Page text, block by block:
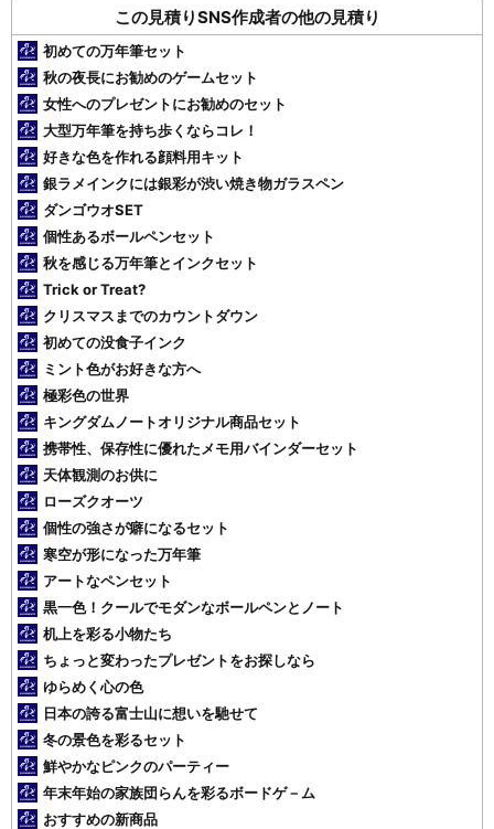
この見積りSNS作成者の他の見積り
初めての万年筆セット
秋の夜長にお勧めのゲームセット
女性へのプレゼントにお勧めのセット
大型万年筆を持ち歩くならコレ！
好きな色を作れる顔料用キット
銀ラメインクには銀彩が渋い焼き物ガラスペン
ダンゴウオSET
個性あるボールペンセット
秋を感じる万年筆とインクセット
Trick or Treat?
クリスマスまでのカウントダウン
初めての没食子インク
ミント色がお好きな方へ
極彩色の世界
キングダムノートオリジナル商品セット
携帯性、保存性に優れたメモ用バインダーセット
天体観測のお供に
ローズクオーツ
個性の強さが癖になるセット
寒空が形になった万年筆
アートなペンセット
黒一色！クールでモダンなボールペンとノート
机上を彩る小物たち
ちょっと変わったプレゼントをお探しなら
ゆらめく心の色
日本の誇る富士山に想いを馳せて
冬の景色を彩るセット
鮮やかなピンクのパーティー
年末年始の家族団らんを彩るボードゲ－ム
おすすめの新商品